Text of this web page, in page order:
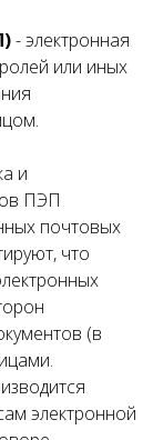
- электронная
или иных
и
ПЭП
почтовых
что
(в
электронной